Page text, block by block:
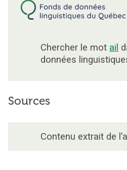
Chercher le mot ail
données
Sources
Contenu extrait de